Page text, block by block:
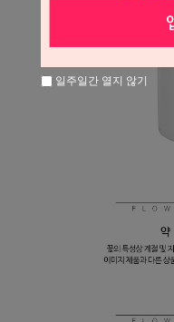
일주일간 열지 않기